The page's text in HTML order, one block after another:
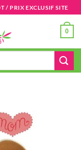
/ PRIX EXCLUSIF SITE
0